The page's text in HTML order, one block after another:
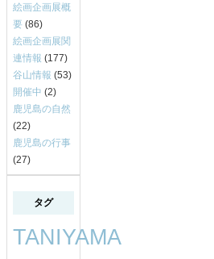
絵画企画展概
要 (86)
絵画企画展関
連情報 (177)
谷山情報 (53)
開催中 (2)
鹿児島の自然
(22)
鹿児島の行事
(27)
タグ
TANIYAMA